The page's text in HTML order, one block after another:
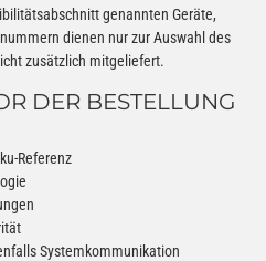
genannten Geräte,
dienen nur zur Auswahl des
zusätzlich mitgeliefert.
DER BESTELLUNG
Referenz
Systemkommunikation